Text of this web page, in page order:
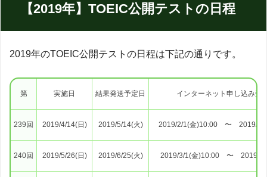
【2019年】TOEIC公開テストの日程
2019年のTOEIC公開テストの日程は下記の通りです。
第 実施日 結果発送予定日 インターネット申し込み受
239回 2019/4/14(日) 2019/5/14(火) 2019/2/1(金)10:00 〜 2019/2/
240回 2019/5/26(日) 2019/6/25(火) 2019/3/1(金)10:00 〜 2019/4/